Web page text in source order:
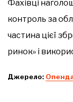
Фахівці
контроль за
частина цієї
ринок» і
Джерело: